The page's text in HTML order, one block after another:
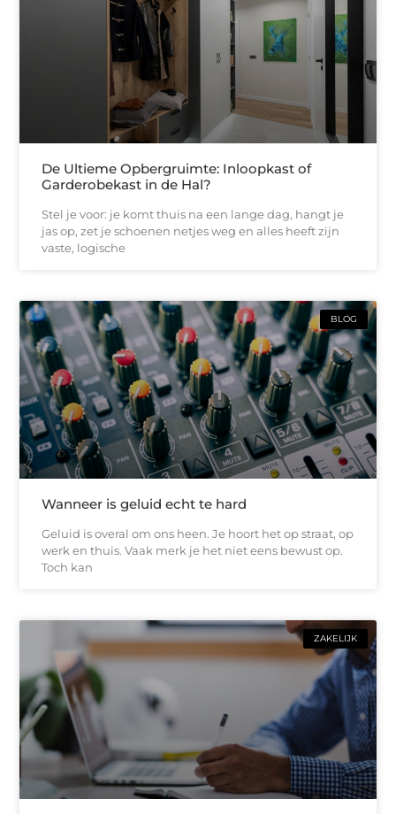
De Ultieme Opbergruimte: Inloopkast of
Garderobekast in de Hal?
Stel je voor: je komt thuis na een lange dag, hangt je
jas op, zet je schoenen netjes weg en alles heeft zijn
vaste, logische
BLOG
Wanneer is geluid echt te hard
Geluid is overal om ons heen. Je hoort het op straat, op
werk en thuis. Vaak merk je het niet eens bewust op.
Toch kan
ZAKELIJK